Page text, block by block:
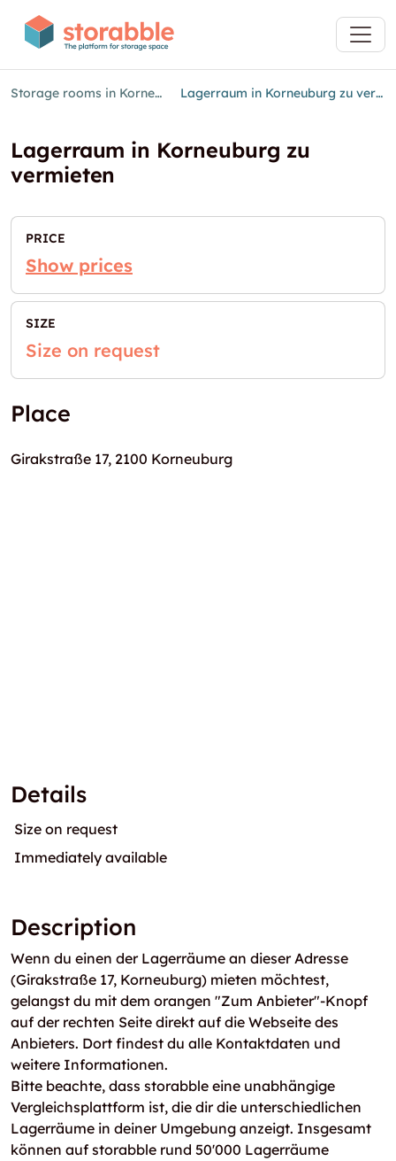
Storage rooms in Korneuburg Lagerraum in Korneuburg zu vermieten
Lagerraum in Korneuburg zu
vermieten
PRICE
Show prices
SIZE
Size on request
Place
Girakstraße 17, 2100 Korneuburg
Details
Size on request
Immediately available
Description
Wenn du einen der Lagerräume an dieser Adresse
(Girakstraße 17, Korneuburg) mieten möchtest,
gelangst du mit dem orangen "Zum Anbieter"-Knopf
auf der rechten Seite direkt auf die Webseite des
Anbieters. Dort findest du alle Kontaktdaten und
weitere Informationen.
Bitte beachte, dass storabble eine unabhängige
Vergleichsplattform ist, die dir die unterschiedlichen
Lagerräume in deiner Umgebung anzeigt. Insgesamt
können auf storabble rund 50'000 Lagerräume